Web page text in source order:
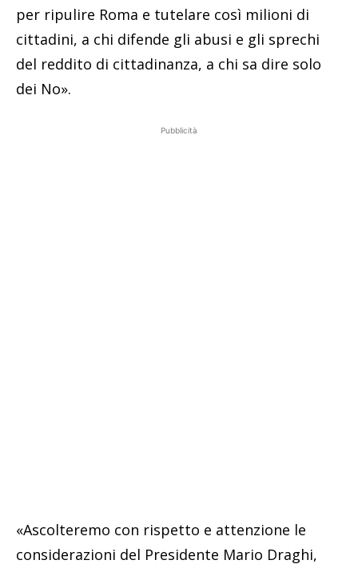
per ripulire Roma e tutelare così milioni di
cittadini, a chi difende gli abusi e gli sprechi
del reddito di cittadinanza, a chi sa dire solo
dei No».
Pubblicità
«Ascolteremo con rispetto e attenzione le
considerazioni del Presidente Mario Draghi,